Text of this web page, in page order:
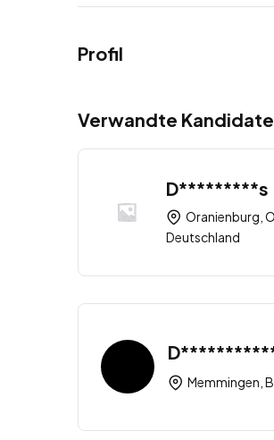
Profil
Verwandte
D*********s
Oranienburg,
Deutschland
Memmingen,